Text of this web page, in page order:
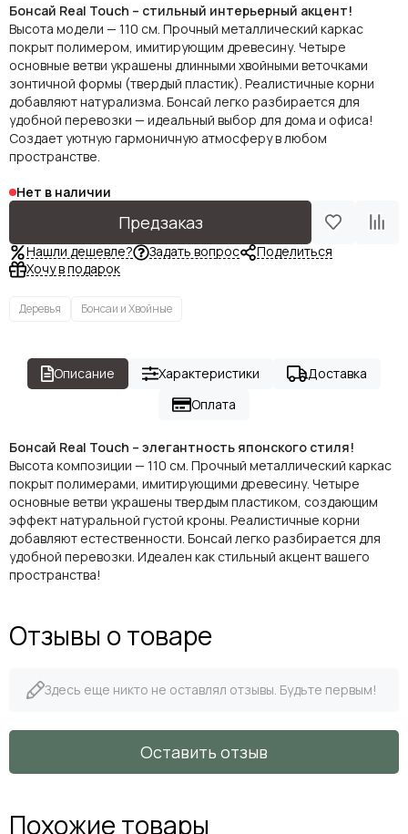
Бонсай Real Touch – стильный интерьерный акцент!
Высота модели — 110 см. Прочный металлический каркас
покрыт полимером, имитирующим древесину. Четыре
основные ветви украшены длинными хвойными веточками
зонтичной формы (твердый пластик). Реалистичные корни
добавляют натурализма. Бонсай легко разбирается для
удобной перевозки — идеальный выбор для дома и офиса!
Создает уютную гармоничную атмосферу в любом
пространстве.
Нет в наличии
Предзаказ
Нашли дешевле? Задать вопрос
Поделиться
Хочу в подарок
Деревья Бонсаи и Хвойные
Описание Характеристики
Доставка
Оплата
Бонсай Real Touch – элегантность японского стиля!
Высота композиции — 110 см. Прочный металлический каркас
покрыт полимерами, имитирующими древесину. Четыре
основные ветви украшены твердым пластиком, создающим
эффект натуральной густой кроны. Реалистичные корни
добавляют естественности. Бонсай легко разбирается для
удобной перевозки. Идеален как стильный акцент вашего
пространства!
Отзывы о товаре
Здесь еще никто не оставлял отзывы. Будьте первым!
Оставить отзыв
Похожие товары